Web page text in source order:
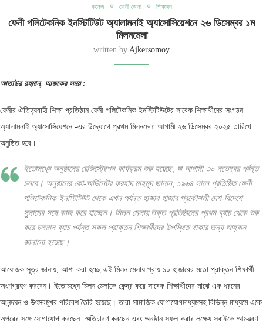
কলেজ ফেনী জেলা শিক্ষাঙ্গন
ফেনী পলিটেকনিক ইনস্টিটিউট অ্যালামনাই অ্যাসোসিয়েশনে ২৬ ডিসেম্বর ১ম
মিলনমেলা
written by Ajkersomoy
আতাউর রহমান, আজকের সময় :
ফেনীর ঐতিহ্যবাহী শিক্ষা প্রতিষ্ঠান ফেনী পলিটেকনিক ইনস্টিটিউটের সাবেক শিক্ষার্থীদের সংগঠন
অ্যালামনাই অ্যাসোসিয়েশনে -এর উদ্যোগে প্রথম মিলনমেলা আগামী ২৬ ডিসেম্বর ২০২৫ তারিখে
অনুষ্ঠিত হবে।
ইতোমধ্যে অনুষ্ঠানের রেজিস্ট্রেশন কার্যক্রম শুরু হয়েছে, যা আগামী ৩০ নভেম্বর পর্যন্ত
চলবে। অনুষ্ঠানের কো-অর্ডিনেটর ফরহাদ মাহমুদ জানান, ১৯৬৪ সালে প্রতিষ্ঠিত ফেনী
পলিটেকনিক ইনস্টিটিউট থেকে এখন পর্যন্ত হাজার হাজার প্রকৌশলী দেশ-বিদেশে
সুনামের সঙ্গে কাজ করে যাচ্ছেন। মিলন মেলায় উক্ত প্রতিষ্ঠানের প্রথম ব্যাচ থেকে শুরু
করে চলমান ব্যাচ পর্যন্ত সকল প্রাক্তন শিক্ষার্থীদের উপস্থিত থাকার জন্য আহ্বান
জানানো হয়েছে।
আয়োজক সূত্র জানায়, আশা করা হচ্ছে এই মিলন মেলায় প্রায় ১০ হাজারের মতো প্রাক্তন শিক্ষার্থী
অংশগ্রহণ করবেন। ইতোমধ্যে মিলন মেলাকে কেন্দ্র করে সাবেক শিক্ষার্থীদের মাঝে এক ধরনের
আনন্দঘন ও উৎসবমুখর পরিবেশ তৈরি হয়েছে। তারা সামাজিক যোগাযোগমাধ্যমসহ বিভিন্ন মাধ্যমে একে
অপরের সঙ্গে যোগাযোগ করছেন, স্মৃতিচারণ করছেন এবং অনুষ্ঠান সফল করার লক্ষ্যে সবাইকে আমন্ত্রণ